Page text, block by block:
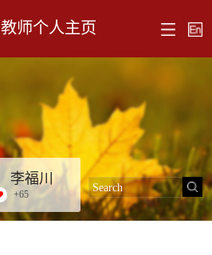
教师个人主页
李福川
+65